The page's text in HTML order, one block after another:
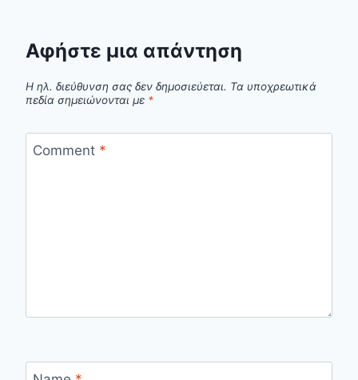
Αφήστε μια απάντηση
Η ηλ. διεύθυνση σας δεν δημοσιεύεται. Τα υποχρεωτικά
πεδία σημειώνονται με *
Comment *